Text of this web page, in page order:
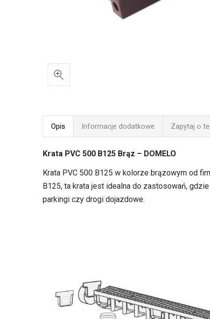
Opis Informacje dodatkowe Zapytaj o
Krata PVC 500 B125 Brąz – DOMELO
Krata PVC 500 B125 w kolorze brązowym od
B125, ta krata jest idealna do zastosowań,
parkingi czy drogi dojazdowe.